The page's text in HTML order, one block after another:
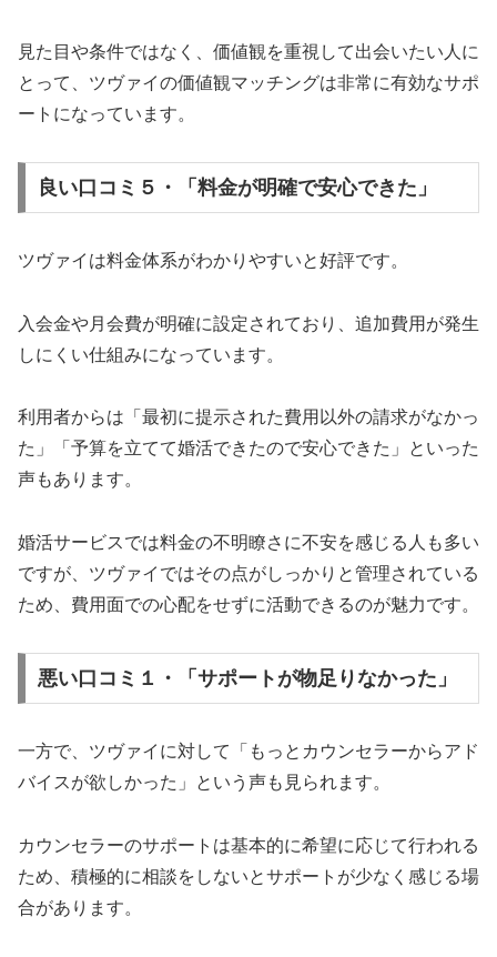
見た目や条件ではなく、価値観を重視して出会いたい人に
とって、ツヴァイの価値観マッチングは非常に有効なサポ
ートになっています。
良い口コミ５・「料金が明確で安心できた」
ツヴァイは料金体系がわかりやすいと好評です。
入会金や月会費が明確に設定されており、追加費用が発生
しにくい仕組みになっています。
利用者からは「最初に提示された費用以外の請求がなかっ
た」「予算を立てて婚活できたので安心できた」といった
声もあります。
婚活サービスでは料金の不明瞭さに不安を感じる人も多い
ですが、ツヴァイではその点がしっかりと管理されている
ため、費用面での心配をせずに活動できるのが魅力です。
悪い口コミ１・「サポートが物足りなかった」
一方で、ツヴァイに対して「もっとカウンセラーからアド
バイスが欲しかった」という声も見られます。
カウンセラーのサポートは基本的に希望に応じて行われる
ため、積極的に相談をしないとサポートが少なく感じる場
合があります。